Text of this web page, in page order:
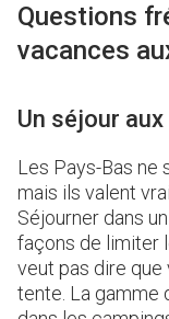
Questions
vacances
Un séjour
Les Pays-Bas ne
mais ils valent
Séjourner dans
façons de limiter
veut pas dire que
tente. La gamme